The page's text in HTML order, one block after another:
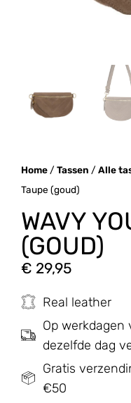
Home / Tassen / Alle
Taupe (goud)
WAVY
(GOUD)
€ 29,95
Real leather
Op werkdagen
dezelfde dag
Gratis
€50